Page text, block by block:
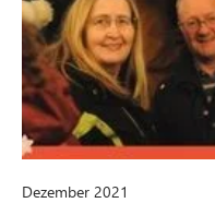
Dezember 2021